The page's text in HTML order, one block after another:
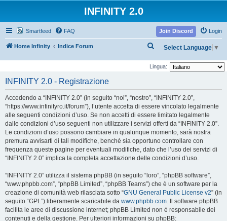
INFINITY 2.0
Smartfeed FAQ Login
Join Discord
Home Infinity Indice Forum Select Language ▼
r
a
Lingua:
INFINITY 2.0 - Registrazione
Accedendo a “INFINITY 2.0” (in seguito “noi”, “nostro”, “INFINITY 2.0”,
“https://www.infinityro.it/forum”), l’utente accetta di essere vincolato legalmente
alle seguenti condizioni d’uso. Se non accetti di essere limitato legalmente
dalle condizioni d’uso seguenti non utilizzare i servizi offerti da “INFINITY 2.0”.
Le condizioni d’uso possono cambiare in qualunque momento, sarà nostra
premura avvisarti di tali modifiche, benché sia opportuno controllare con
frequenza queste pagine per eventuali modifiche, dato che l’uso dei servizi di
“INFINITY 2.0” implica la completa accettazione delle condizioni d’uso.
“INFINITY 2.0” utilizza il sistema phpBB (in seguito “loro”, “phpBB software”,
“www.phpbb.com”, “phpBB Limited”, “phpBB Teams”) che è un software per la
creazione di comunità web rilasciata sotto “GNU General Public License v2” (in
seguito “GPL”) liberamente scaricabile da www.phpbb.com. Il software phpBB
facilita le aree di discussione internet; phpBB Limited non è responsabile dei
contenuti e della gestione. Per ulteriori informazioni su phpBB: